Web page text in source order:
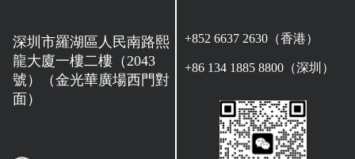
深圳市羅湖區人民南路熙
龍大廈一樓二樓（2043
號）（金光華廣場西門對
面）
+852 6637 2630（香港）
+86 134 1885 8800（深圳）